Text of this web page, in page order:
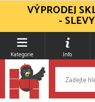
Kategorie Info
VÝPRODEJ
-